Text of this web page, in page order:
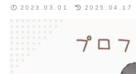
2023.03.01 2025.04.17